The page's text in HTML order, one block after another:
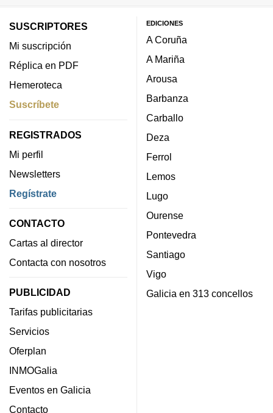
SUSCRIPTORES
Mi suscripción
Réplica en PDF
Hemeroteca
Suscríbete
REGISTRADOS
Mi perfil
Newsletters
Regístrate
CONTACTO
Cartas al director
Contacta con nosotros
PUBLICIDAD
Tarifas publicitarias
Servicios
Oferplan
INMOGalia
Eventos en Galicia
Contacto
EDICIONES
A Coruña
A Mariña
Arousa
Barbanza
Carballo
Deza
Ferrol
Lemos
Lugo
Ourense
Pontevedra
Santiago
Vigo
Galicia en 313 concellos